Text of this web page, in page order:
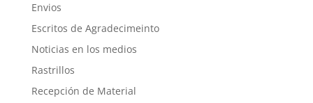
Envios
Escritos de Agradecimeinto
Noticias en los medios
Rastrillos
Recepción de Material